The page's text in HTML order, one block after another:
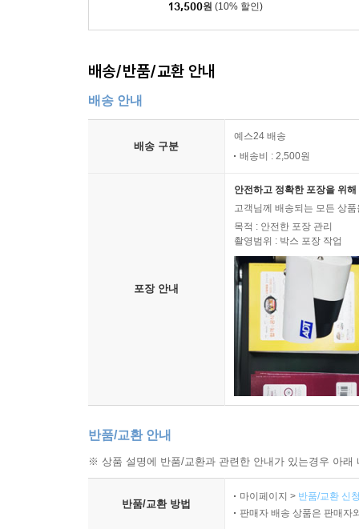
13,500원 (10% 할인)
배송/반품/교환 안내
배송 안내
배송 구분
예스24 배송
배송비 : 2,500원
포장 안내
안전하고 정확한 포장을 위
고객님께 배송되는 모든 상
목적 : 안전한 포장 관리
촬영범위 : 박스 포장 작업
반품/교환 안내
※ 상품 설명에 반품/교환과 관련한 안내가 있는경우 아
반품/교환 방법
마이페이지 > 반품/교환 신
판매자 배송 상품은 판매자